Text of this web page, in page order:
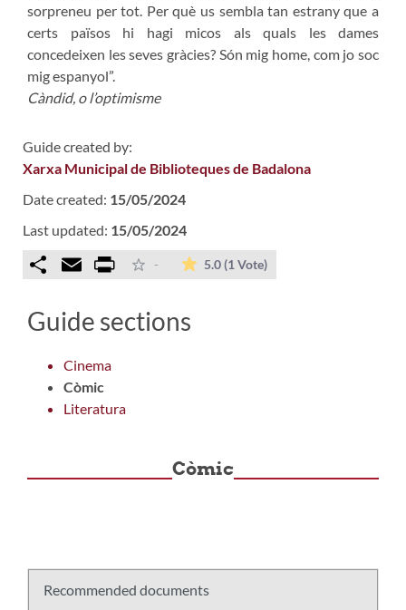
sorpreneu per tot. Per què us sembla tan estrany que a
certs països hi hagi micos als quals les dames
concedeixen les seves gràcies? Són mig home, com jo soc
mig espanyol”.
Càndid, o l’optimisme
Guide created by:
Xarxa Municipal de Biblioteques de Badalona
Date created: 15/05/2024
Last updated: 15/05/2024
Comparteix
Email Print - 5.0(1 Vote)The average rating is
Guide sections
Cinema
Còmic
Literatura
Còmic
Recommended documents